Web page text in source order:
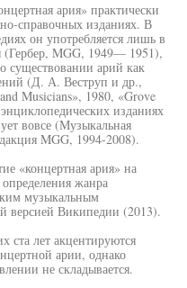
ария» практически
справочных изданиях. В
он употребляется лишь в
(Гербер, MGG, 1949— 1951),
существовании арий как
(Д. А. Веструп и др.,
Musicians», 1980, «Grove
изданиях
вовсе (Музыкальная
MGG, 1994-2008).
«концертная ария» на
жанра
музыкальным
версией Википедии (2013).
ста лет акцентируются
арии, однако
не складывается.